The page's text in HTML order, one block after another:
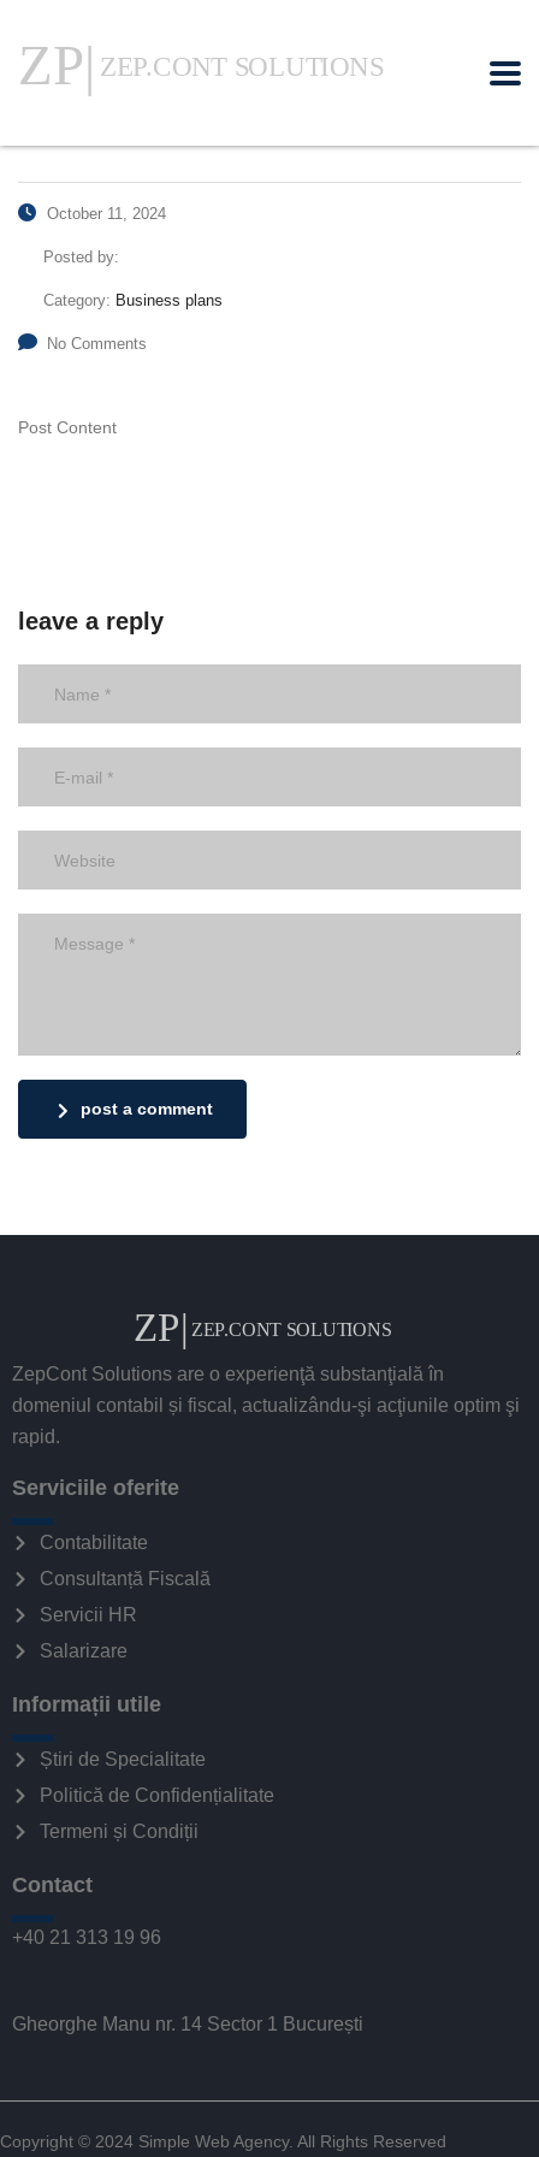
October 11, 2024
Posted by:
Category: Business plans
No Comments
Post Content
leave a reply
post a comment
ZepCont Solutions are o experienţă substanţială în
domeniul contabil și fiscal, actualizându-şi acţiunile optim şi
rapid.
Serviciile oferite
Contabilitate
Consultanță Fiscală
Servicii HR
Salarizare
Informații utile
Știri de Specialitate
Politică de Confidențialitate
Termeni și Condiții
Contact
+40 21 313 19 96
Gheorghe Manu nr. 14 Sector 1 București
Copyright © 2024 Simple Web Agency. All Rights Reserved